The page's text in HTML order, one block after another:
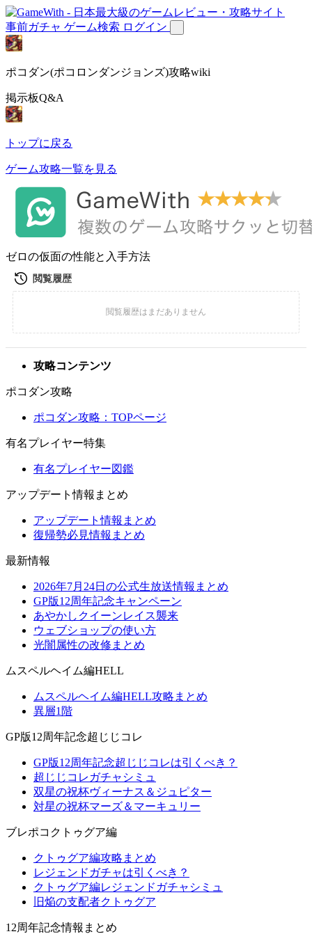
事前ガチャ ゲーム検索 ログイン
ポコダン(ポコロンダンジョンズ)攻略wiki
掲示板Q&A
トップに戻る
ゲーム攻略一覧を見る
ゼロの仮面の性能と入手方法
攻略コンテンツ
ポコダン攻略
ポコダン攻略：TOPページ
有名プレイヤー特集
有名プレイヤー図鑑
アップデート情報まとめ
アップデート情報まとめ
復帰勢必見情報まとめ
最新情報
2026年7月24日の公式生放送情報まとめ
GP版12周年記念キャンペーン
あやかしクイーンレイス襲来
ウェブショップの使い方
光闇属性の改修まとめ
ムスペルヘイム編HELL
ムスペルヘイム編HELL攻略まとめ
異層1階
GP版12周年記念超じじコレ
GP版12周年記念超じじコレは引くべき？
超じじコレガチャシミュ
双星の祝杯ヴィーナス＆ジュピター
対星の祝杯マーズ＆マーキュリー
ブレポコクトゥグア編
クトゥグア編攻略まとめ
レジェンドガチャは引くべき？
クトゥグア編レジェンドガチャシミュ
旧焔の支配者クトゥグア
12周年記念情報まとめ